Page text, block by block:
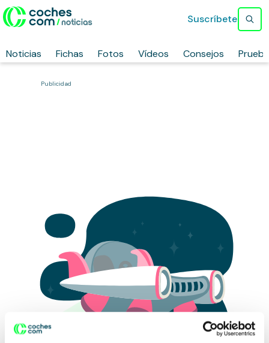
Noticias Fichas Fotos Vídeos Consejos
Suscríbete
Publicidad